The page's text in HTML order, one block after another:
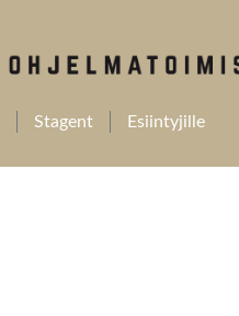
Stagent Esiintyjille